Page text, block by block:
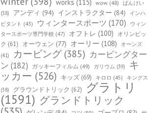
works (115) wow (48)
ばんけい
(38)
アンディ (94) インストラクター (84)
インハ
ビタント (43) ウィンタースポーツ (170)
ウィン
タースポーツ専門学校 (47) オフトレ (100)
オリンピッ
ク (61) オーウェン (77) オーリー (108)
オーンズ
(41)
カービング (385) カービングター
ン (182) ガッキーフィルム (49) ガリウム (39)
キ
ッカー (526) キッズ (69) キロロ (45)
キングス
(38)
グラウンドトリック (62) グラトリ
(1591) グランドトリック